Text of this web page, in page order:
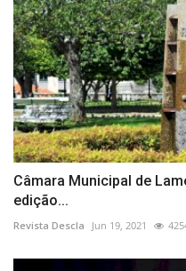
Câmara Municipal de
edição...
Revista Descla Jun 19, 2021